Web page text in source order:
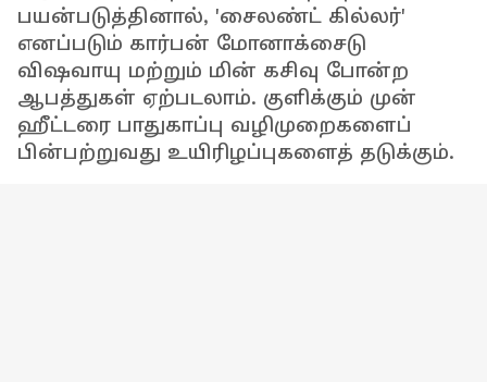
பயன்படுத்தினால், 'சைலண்ட் கில்லர்'
எனப்படும் கார்பன் மோனாக்சைடு
விஷவாயு மற்றும் மின் கசிவு போன்ற
ஆபத்துகள் ஏற்படலாம். குளிக்கும் முன்
ஹீட்டரை பாதுகாப்பு வழிமுறைகளைப்
பின்பற்றுவது உயிரிழப்புகளைத் தடுக்கும்.